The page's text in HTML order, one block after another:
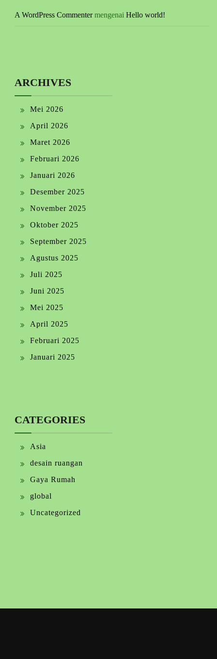
A WordPress Commentermengenai Hello world!
ARCHIVES
Mei 2026
April 2026
Maret 2026
Februari 2026
Januari 2026
Desember 2025
November 2025
Oktober 2025
September 2025
Agustus 2025
Juli 2025
Juni 2025
Mei 2025
April 2025
Februari 2025
Januari 2025
CATEGORIES
Asia
desain ruangan
Gaya Rumah
global
Uncategorized